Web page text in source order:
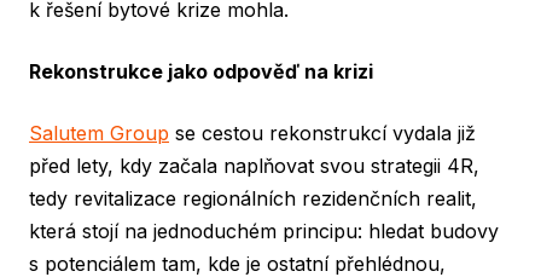
k řešení bytové krize mohla.
Rekonstrukce jako odpověď na krizi
Salutem Group se cestou rekonstrukcí vydala již
před lety, kdy začala naplňovat svou strategii 4R,
tedy revitalizace regionálních rezidenčních realit,
která stojí na jednoduchém principu: hledat budovy
s potenciálem tam, kde je ostatní přehlédnou,